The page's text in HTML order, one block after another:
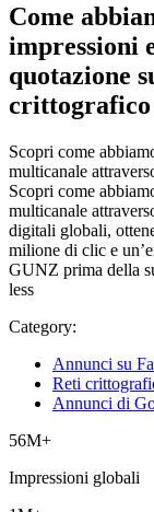
Come
impressioni
quotazione
crittografico
Scopri come
multicanale
Scopri come
multicanale
digitali globali,
milione di clic e
GUNZ prima della
less
Category:
Annunci su
Reti
Annunci di
56M+
Impressioni globali